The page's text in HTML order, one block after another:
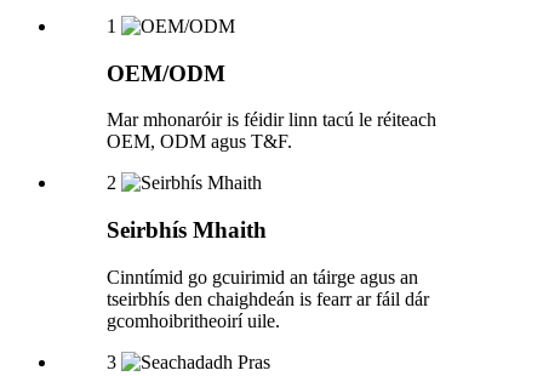
1
OEM/ODM
Mar mhonaróir is féidir linn tacú le réiteach
OEM, ODM agus T&F.
2
Seirbhís Mhaith
Cinntímid go gcuirimid an táirge agus an
tseirbhís den chaighdeán is fearr ar fáil dár
gcomhoibritheoirí uile.
3